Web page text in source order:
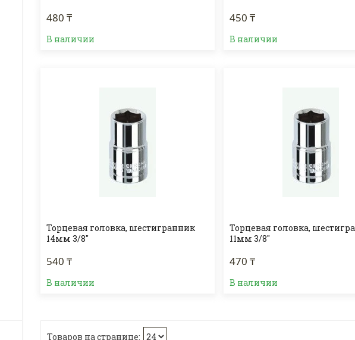
480 ₸
В наличии
450 ₸
В наличии
Торцевая головка, шестигранник
14мм 3/8"
540 ₸
В наличии
Торцевая головка,
11мм 3/8"
470 ₸
В наличии